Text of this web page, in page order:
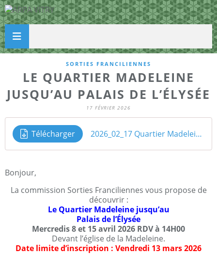
SORTIES FRANCILIENNES
LE QUARTIER MADELEINE
JUSQU’AU PALAIS DE L’ÉLYSÉE
17 FÉVRIER 2026
Télécharger 2026_02_17 Quartier Madeleine,Maison Elysée
Bonjour,
La commission Sorties Franciliennes vous propose de
découvrir :
Le Quartier Madeleine jusqu’au
Palais de l’Élysée
Mercredis 8 et 15 avril 2026 RDV à 14H00
Devant l’église de la Madeleine.
Date limite d’inscription : Vendredi 13 mars 2026